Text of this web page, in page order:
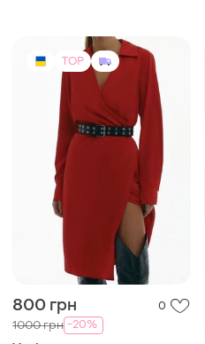
TOP
800 грн 0
1000 грн -20%